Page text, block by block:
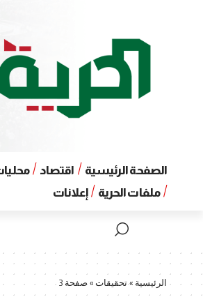
الصفحة الرئيسية اقتصاد
ملفات الحرية
إعلانات
الرئيسية »تحقيقات»صفحة 3